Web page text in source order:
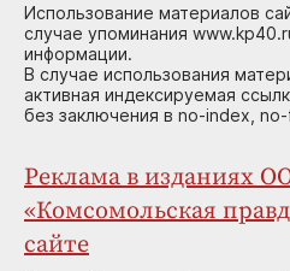
Использование материалов
случае упоминания
информации.
В случае использования
активная индексируемая
без заключения в no-index,
Реклама в изданиях
«Комсомольская
сайте